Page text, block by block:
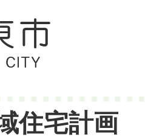
住宅計画